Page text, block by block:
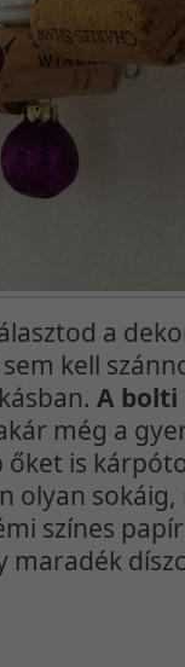
a
kell
A
még a
is
olyan
színes
maradék